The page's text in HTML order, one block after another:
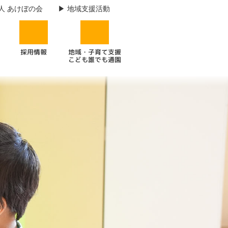
あけぼの会 地域支援活動
採用情報
地域・子育て支援
こども誰でも通園